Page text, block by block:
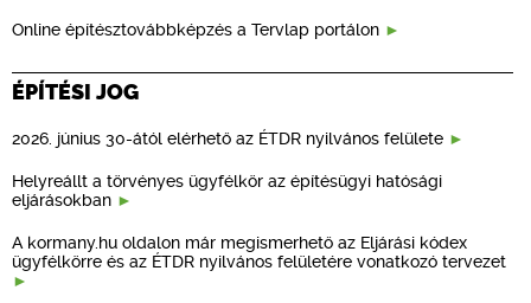
Online építésztovábbképzés a Tervlap portálon
ÉPÍTÉSI JOG
2026. június 30-ától elérhető az ÉTDR nyilvános felülete
Helyreállt a törvényes ügyfélkör az építésügyi hatósági
eljárásokban
A kormany.hu oldalon már megismerhető az Eljárási kódex
ügyfélkörre és az ÉTDR nyilvános felületére vonatkozó tervezet